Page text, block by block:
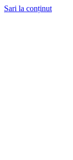
Sari la conținut